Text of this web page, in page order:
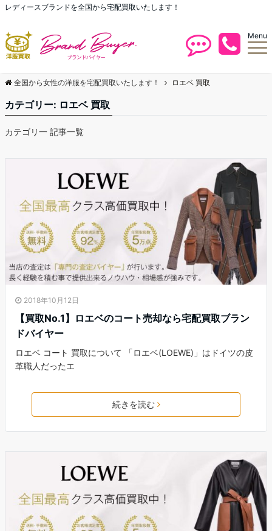
レディースブランドを全国から宅配買取いたします！
Menu
全国から女性の洋服を宅配買取いたします！ ロエベ 買取
カテゴリー: ロエベ 買取
カテゴリ一 記事一覧
2018年10月12日
【買取No.1】ロエベのコート売却なら宅配買取ブラン
ドバイヤー
ロエベ コート 買取について 「ロエベ(LOEWE)」はドイツの皮
革職人だったエ
続きを読む